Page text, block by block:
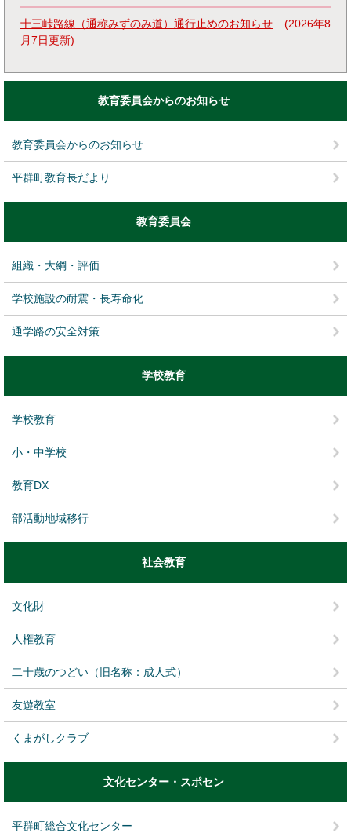
十三峠路線（通称みずのみ道）通行止めのお知らせ
2026年8
月7日更新
教育委員会からのお知らせ
教育委員会からのお知らせ
平群町教育長だより
教育委員会
組織・大綱・評価
学校施設の耐震・長寿命化
通学路の安全対策
学校教育
学校教育
小・中学校
教育DX
部活動地域移行
社会教育
文化財
人権教育
二十歳のつどい（旧名称：成人式）
友遊教室
くまがしクラブ
文化センター・スポセン
平群町総合文化センター